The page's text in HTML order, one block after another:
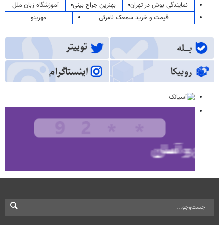
نمایندگی بوش در تهران
بهترین جراح بینی
آموزشگاه زبان ملل
قیمت و خرید سمعک نامرئی
مهرینو